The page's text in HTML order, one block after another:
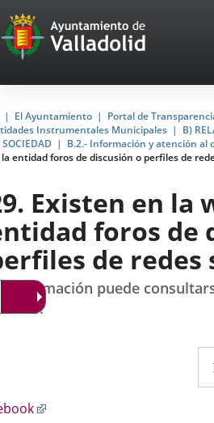
Portal
Web
del
Ayuntamiento
de
El Ayuntamiento Portal de
Instrumentales Municipales
B)
B.2.- Información y atención al
entidad foros de discusión o perfiles de
Existen en la
foros de
de redes
información puede